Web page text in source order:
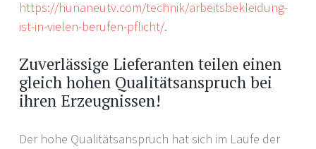
https://hunaneutv.com/technik/arbeitsbekleidung-
ist-in-vielen-berufen-pflicht/.
Zuverlässige Lieferanten teilen einen
gleich hohen Qualitätsanspruch bei
ihren Erzeugnissen!
Der hohe Qualitätsanspruch hat sich im Laufe der